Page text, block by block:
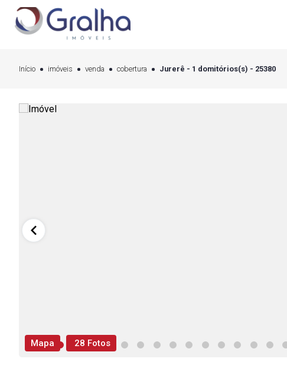
Início imóveis venda cobertura Jurerê - 1 domitórios(s) - 25380
Mapa 28 Fotos